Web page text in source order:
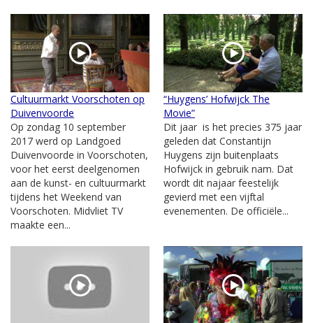
Cultuurmarkt Voorschoten op
Duivenvoorde
Op zondag 10 september
2017 werd op Landgoed
Duivenvoorde in Voorschoten,
voor het eerst deelgenomen
aan de kunst- en cultuurmarkt
tijdens het Weekend van
Voorschoten. Midvliet TV
maakte een...
“Huygens’ Hofwijck The
Movie”
Dit jaar is het precies 375 jaar
geleden dat Constantijn
Huygens zijn buitenplaats
Hofwijck in gebruik nam. Dat
wordt dit najaar feestelijk
gevierd met een vijftal
evenementen. De officiële...